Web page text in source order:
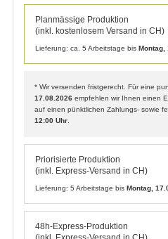
Planmässige Produktion
(inkl. kostenlosem Versand in CH)
Lieferung: ca. 5 Arbeitstage bis Montag,
* Wir versenden fristgerecht. Für eine
17.08.2026 empfehlen wir Ihnen einen
auf einen pünktlichen Zahlungs- sowie
12:00 Uhr
Priorisierte Produktion
(inkl. Express-Versand in CH)
Lieferung: 5 Arbeitstage bis Montag,
48h-Express-Produktion